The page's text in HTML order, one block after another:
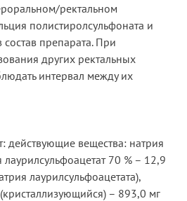
ректальном
полистиролсульфоната и
препарата. При
других ректальных
интервал между их
действующие вещества: натрия
лаурилсульфоацетат 70 % – 12,9
лаурилсульфоацетата),
– 893,0 мг